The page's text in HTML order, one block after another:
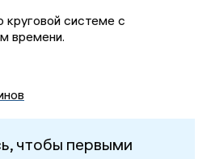
круговой системе с
времени.
чтобы первыми